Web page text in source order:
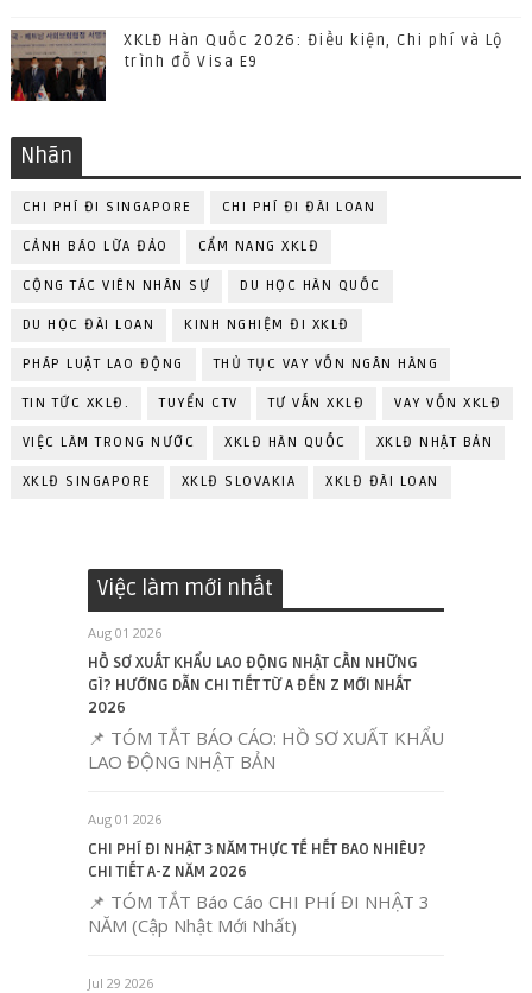
XKLĐ Hàn Quốc 2026: Điều kiện, Chi phí và Lộ
trình đỗ Visa E9
Nhãn
CHI PHÍ ĐI SINGAPORE CHI PHÍ ĐI ĐÀI LOAN
CẢNH BÁO LỪA ĐẢO CẨM NANG XKLĐ
CỘNG TÁC VIÊN NHÂN SỰ DU HỌC HÀN QUỐC
DU HỌC ĐÀI LOAN KINH NGHIỆM ĐI XKLĐ
PHÁP LUẬT LAO ĐỘNG THỦ TỤC VAY VỐN NGÂN HÀNG
TIN TỨC XKLĐ. TUYỂN CTV TƯ VẤN XKLĐ VAY VỐN XKLĐ
VIỆC LÀM TRONG NƯỚC XKLĐ HÀN QUỐC XKLĐ NHẬT BẢN
XKLĐ SINGAPORE XKLĐ SLOVAKIA XKLĐ ĐÀI LOAN
Việc làm mới nhất
Aug 01 2026
HỒ SƠ XUẤT KHẨU LAO ĐỘNG NHẬT CẦN NHỮNG
GÌ? HƯỚNG DẪN CHI TIẾT TỪ A ĐẾN Z MỚI NHẤT
2026
📌 TÓM TẮT BÁO CÁO: HỒ SƠ XUẤT KHẨU
LAO ĐỘNG NHẬT BẢN
Aug 01 2026
CHI PHÍ ĐI NHẬT 3 NĂM THỰC TẾ HẾT BAO NHIÊU?
CHI TIẾT A-Z NĂM 2026
📌 TÓM TẮT Báo Cáo CHI PHÍ ĐI NHẬT 3
NĂM (Cập Nhật Mới Nhất)
Jul 29 2026